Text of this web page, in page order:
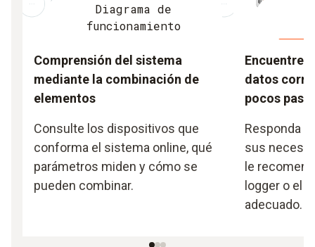
Diagrama de
funcionamiento
Comprensión del sistema
mediante la combinación de
elementos
Consulte los dispositivos que
conforma el sistema online, qué
parámetros miden y cómo se
pueden combinar.
Encuentre
datos
pocos
Responda
sus
le
logger o el
adecuado.